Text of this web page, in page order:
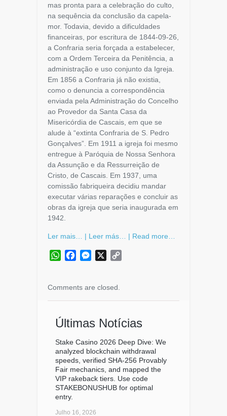
mas pronta para a celebração do culto,
na sequência da conclusão da capela-
mor. Todavia, devido a dificuldades
financeiras, por escritura de 1844-09-26,
a Confraria seria forçada a estabelecer,
com a Ordem Terceira da Penitência, a
administração e uso conjunto da Igreja.
Em 1856 a Confraria já não existia,
como o denuncia a correspondência
enviada pela Administração do Concelho
ao Provedor da Santa Casa da
Misericórdia de Cascais, em que se
alude à “extinta Confraria de S. Pedro
Gonçalves”. Em 1911 a igreja foi mesmo
entregue à Paróquia de Nossa Senhora
da Assunção e da Ressurreição de
Cristo, de Cascais. Em 1937, uma
comissão fabriqueira decidiu mandar
executar várias reparações e concluir as
obras da igreja que seria inaugurada em
1942.
Ler mais… | Leer más… | Read more…
WhatsApp
FacebookMessenger
Comments are closed.
Últimas Notícias
Stake Casino 2026 Deep Dive: We
analyzed blockchain withdrawal
speeds, verified SHA-256 Provably
Fair mechanics, and mapped the
VIP rakeback tiers. Use code
STAKEBONUSHUB for optimal
entry.
Julho 16, 2026